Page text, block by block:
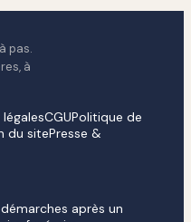
pas.
à
CGUPolitique de
du sitePresse &
après un